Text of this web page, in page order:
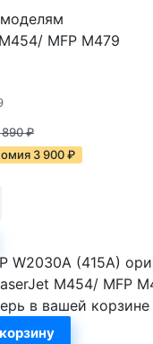
MFP M479
890₽
3 900₽
W2030A (415A)
M454/ MFP
в вашей корзине